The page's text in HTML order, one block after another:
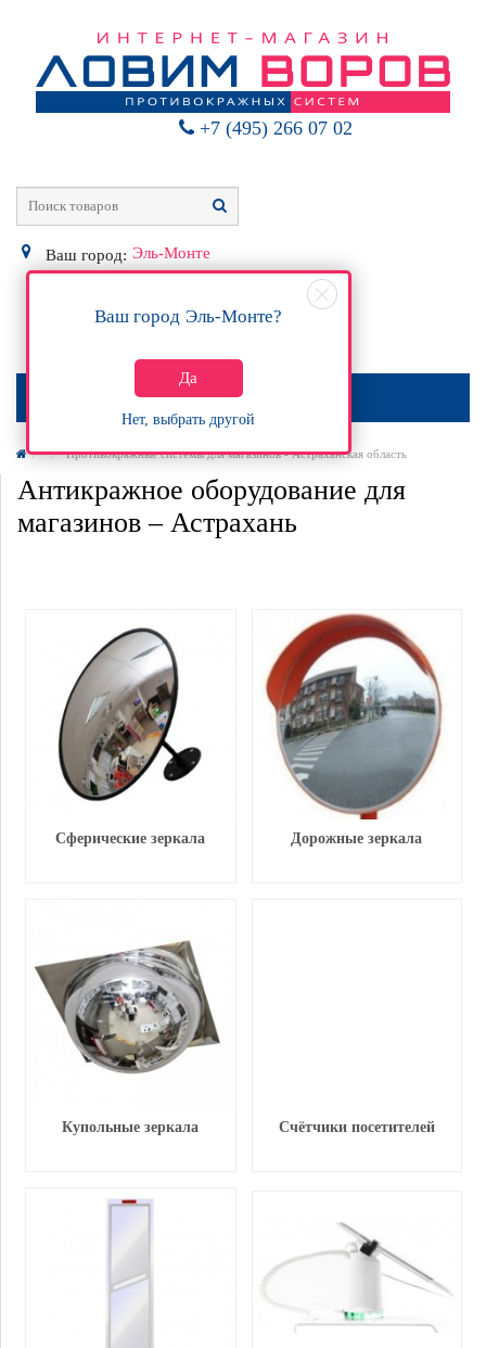
+7 (495) 266 07 02
Ваш город: Эль-Монте
Ваш город Эль-Монте?
Да
Нет, выбрать другой
0Р
МЕНЮ
Противокражные системы для магазинов - Астраханская область
Антикражное оборудование для
магазинов – Астрахань
Сферические зеркала Дорожные зеркала
Купольные зеркала Счётчики посетителей